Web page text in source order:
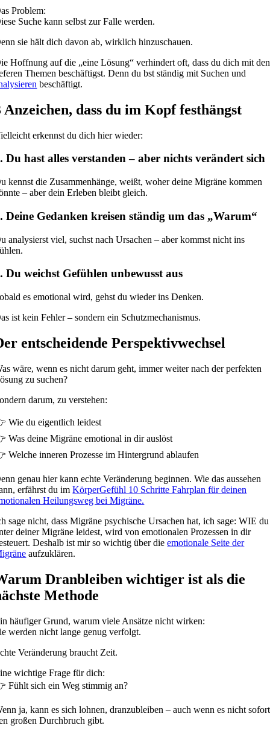
Problem:
Suche kann selbst zur Falle werden.
sie hält dich davon ab, wirklich hinzuschauen.
Hoffnung auf die „eine Lösung“ verhindert oft, dass du dich mit den
Themen beschäftigst. Denn du bst ständig mit Suchen und
beschäftigt.
Anzeichen, dass du im Kopf festhängst
erkennst du dich hier wieder:
Du hast alles verstanden – aber nichts verändert sich
kennst die Zusammenhänge, weißt, woher deine Migräne kommen
– aber dein Erleben bleibt gleich.
Deine Gedanken kreisen ständig um das „Warum“
analysierst viel, suchst nach Ursachen – aber kommst nicht ins
Du weichst Gefühlen unbewusst aus
es emotional wird, gehst du wieder ins Denken.
ist kein Fehler – sondern ein Schutzmechanismus.
entscheidende Perspektivwechsel
wäre, wenn es nicht darum geht, immer weiter nach der perfekten
zu suchen?
darum, zu verstehen:
Wie du eigentlich leidest
Was deine Migräne emotional in dir auslöst
Welche inneren Prozesse im Hintergrund ablaufen
genau hier kann echte Veränderung beginnen. Wie das aussehen
erfährst du imKörperGefühl 10 Schritte Fahrplan für deinen
Heilungsweg bei Migräne.
sage nicht, dass Migräne psychische Ursachen hat, ich sage: WIE du
deiner Migräne leidest, wird von emotionalen Prozessen in dir
Deshalb ist mir so wichtig über dieemotionale Seite der
aufzuklären.
Dranbleiben wichtiger ist als die
Methode
häufiger Grund, warum viele Ansätze nicht wirken:
werden nicht lange genug verfolgt.
Veränderung braucht Zeit.
wichtige Frage für dich:
Fühlt sich ein Weg stimmig an?
ja, kann es sich lohnen, dranzubleiben – auch wenn es nicht sofort
großen Durchbruch gibt.